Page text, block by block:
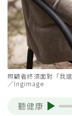
照顧者終須面對「我
／Ingimage
聽健康